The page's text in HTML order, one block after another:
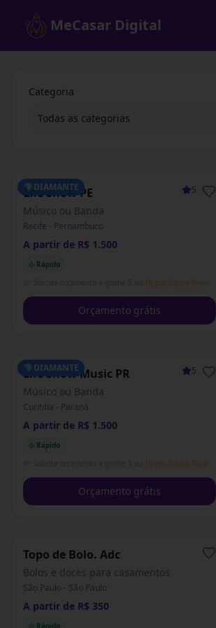
MeCasar Digital
Categoria
Todas as categorias
💎DIAMANTE
Life Show PE 5.0(1)
Músico ou Banda
Recife - Pernambuco
A partir de R$ 1.500
Rápido
10 pts (Clube Wed)
Orçamento grátis
💎DIAMANTE
Life Show Music PR 5.0(1)
Músico ou Banda
Curitiba - Paraná
A partir de R$ 1.500
Rápido
10 pts (Clube Wed)
Orçamento grátis
Topo de Bolo. Adc
Bolos e doces para casamentos
São Paulo - São Paulo
A partir de R$ 350
Rápido